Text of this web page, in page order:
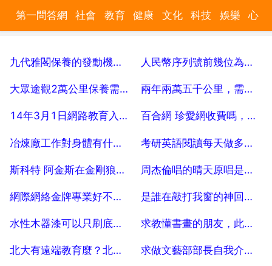
第一問答網 社會 教育 健康 文化 科技 娛樂 心
九代雅閣保養的發動機清潔劑有必要加嗎
2025-07-19
人民幣序列號前幾位為什麼是彩色的
2025-07-19
大眾途觀2萬公里保養需要換哪些東西
2025-07-19
兩年兩萬五千公里，需要做什麼保養
2025-07-19
14年3月1日網路教育入學什麼時候可以拿到證書
2025-07-19
百合網 珍愛網收費嗎，哪家婚戀網不收費，
2025-07-19
冶煉廠工作對身體有什麼危害？怎麼檢查
2025-07-19
考研英語閱讀每天做多少篇合適
2025-07-19
斯科特 阿金斯在金剛狼前傳裡演誰
2025-07-19
周杰倫唱的晴天原唱是誰？
2025-07-19
網際網絡金牌專業好不好，就業怎麼樣？
2025-07-19
是誰在敲打我窗的神回覆評論笑話
2025-07-19
水性木器漆可以只刷底漆不刷面漆嗎？
2025-07-19
求教懂書畫的朋友，此畫是否為羅國士真品
2025-07-19
北大有遠端教育麼？北京大學遠端教育怎麼樣？ 求做文藝部部長自我介紹。。， 20